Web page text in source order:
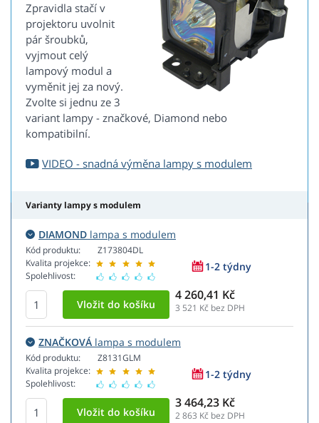
Zpravidla stačí v
projektoru uvolnit
pár šroubků,
vyjmout celý
lampový modul a
vyměnit jej za nový.
Zvolte si jednu ze 3
variant lampy - značkové, Diamond nebo
kompatibilní.
VIDEO - snadná výměna lampy s modulem
Varianty lampy s modulem
DIAMOND lampa s modulem
Kód produktu:
Kvalita projekce:
Spolehlivost:
Z173804DL
1-2 týdny
4 260,41 Kč
3 521 Kč bez DPH
ZNAČKOVÁ lampa s modulem
Kód produktu:
Kvalita projekce:
Spolehlivost:
Z8131GLM
1-2 týdny
3 464,23 Kč
2 863 Kč bez DPH